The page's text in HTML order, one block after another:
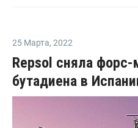
25 Марта, 2022
Repsol сняла
бутадиена в